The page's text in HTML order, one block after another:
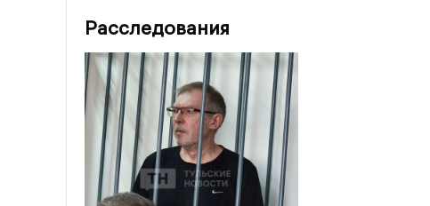
Расследования